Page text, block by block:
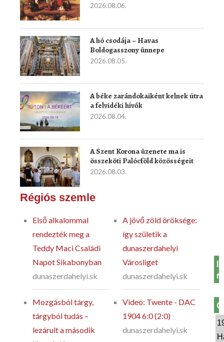
2026.08.06.
A hó csodája – Havas
Boldogasszony ünnepe
2026.08.05.
A béke zarándokaiként kelnek útra
a felvidéki hívők
2026.08.04.
A Szent Korona üzenete ma is
összeköti Palócföld közösségeit
2026.08.03.
Régiós szemle
Első alkalommal
rendezték meg a
Teddy Maci Családi
Napot Sikabonyban
dunaszerdahelyi.sk
Mozgásból tárgy,
tárgyból tudás –
lezárult a második
A jövő zöld öröksége:
így születik a
dunaszerdahelyi
Városliget
dunaszerdahelyi.sk
Videó: Twente - DAC
1904 6:0 (2:0)
dunaszerdahelyi.sk
In